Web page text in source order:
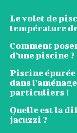
Le volet de
température de
Comment
d’une piscine ?
Piscine
dans
particuliers !
Quelle est la
jacuzzi ?